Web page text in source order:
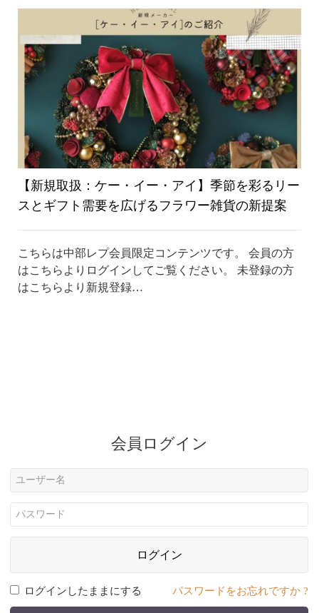
替
【新規取扱：ケー・イー・アイ】季節を彩るリー
スとギフト需要を広げるフラワー雑貨の新提案
こちらは中部レプ会員限定コンテンツです。 会員の方
はこちらよりログインしてご覧ください。 未登録の方
はこちらより新規登録…
会員ログイン
ログイン
ログインしたままにする パスワードをお忘れですか ?